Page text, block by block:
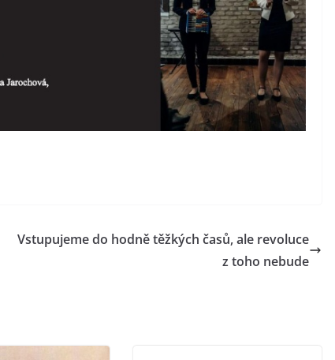
Vstupujeme do hodně těžkých časů, ale revoluce
z toho nebude